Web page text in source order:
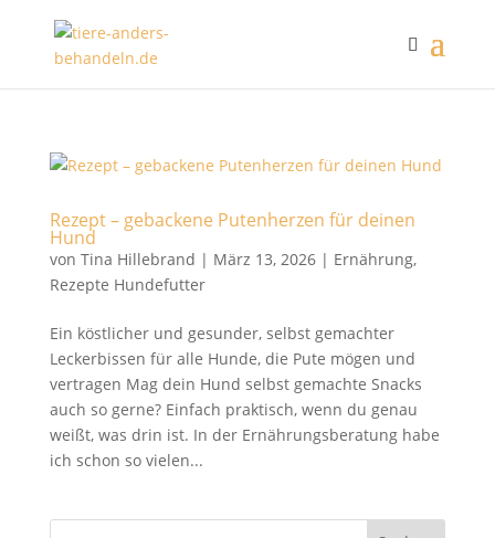
Rezept – gebackene Putenherzen für deinen
Hund
von Tina Hillebrand | März 13, 2026| Ernährung,
Rezepte Hundefutter
Ein köstlicher und gesunder, selbst gemachter
Leckerbissen für alle Hunde, die Pute mögen und
vertragen Mag dein Hund selbst gemachte Snacks
auch so gerne? Einfach praktisch, wenn du genau
weißt, was drin ist. In der Ernährungsberatung habe
ich schon so vielen...